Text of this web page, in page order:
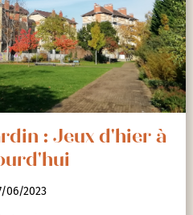
: Jeux d'hier à
06/2023